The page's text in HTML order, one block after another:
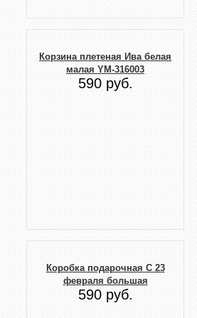
Корзина плетеная Ива белая
малая YM-316003
590 руб.
Коробка подарочная С 23
февраля большая
590 руб.